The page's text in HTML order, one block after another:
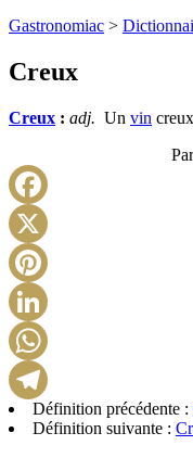
Gastronomiac >
Creux
Creux : adj. Un vin
Définition précédente :
Définition suivante :